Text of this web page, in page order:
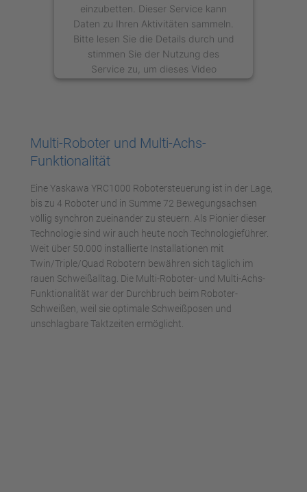
einzubetten. Dieser Service kann
Daten zu Ihren Aktivitäten sammeln.
Bitte lesen Sie die Details durch und
stimmen Sie der Nutzung des
Service zu, um dieses Video
anzusehen.
Management Platform
Multi-Roboter und Multi-Achs-
Funktionalität
Eine Yaskawa YRC1000 Robotersteuerung ist in der Lage,
bis zu 4 Roboter und in Summe 72 Bewegungsachsen
völlig synchron zueinander zu steuern. Als Pionier dieser
Technologie sind wir auch heute noch Technologieführer.
Weit über 50.000 installierte Installationen mit
Twin/Triple/Quad Robotern bewähren sich täglich im
rauen Schweißalltag. Die Multi-Roboter- und Multi-Achs-
Funktionalität war der Durchbruch beim Roboter-
Schweißen, weil sie optimale Schweißposen und
unschlagbare Taktzeiten ermöglicht.